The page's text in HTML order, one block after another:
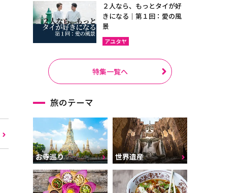
２人なら、もっとタイが好
きになる｜第１回：愛の風
景
アユタヤ
特集一覧へ
旅のテーマ
お寺巡り 世界遺産